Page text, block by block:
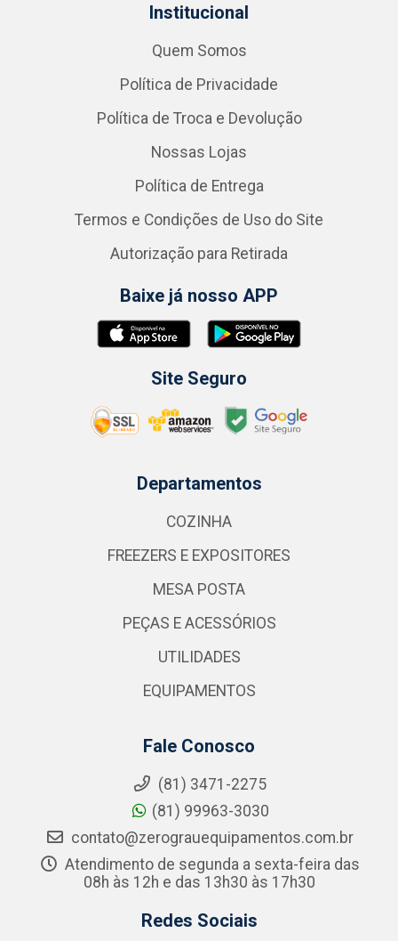
Institucional
Quem Somos
Política de Privacidade
Política de Troca e Devolução
Nossas Lojas
Política de Entrega
Termos e Condições de Uso do Site
Autorização para Retirada
Baixe já nosso APP
Site Seguro
Departamentos
COZINHA
FREEZERS E EXPOSITORES
MESA POSTA
PEÇAS E ACESSÓRIOS
UTILIDADES
EQUIPAMENTOS
Fale Conosco
(81) 3471-2275
(81) 99963-3030
contato@zerograuequipamentos.com.br
Atendimento de segunda a sexta-feira das
08h às 12h e das 13h30 às 17h30
Redes Sociais